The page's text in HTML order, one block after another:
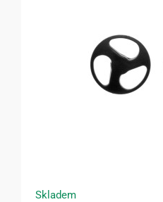
Skladem